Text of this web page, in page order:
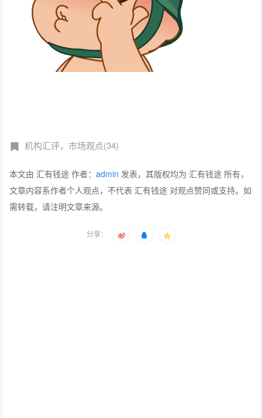
机构汇评，市场观点(34)
本文由 汇有钱途 作者：admin 发表，其版权均为 汇有钱途 所有，
文章内容系作者个人观点，不代表 汇有钱途 对观点赞同或支持。如
需转载，请注明文章来源。
分享：